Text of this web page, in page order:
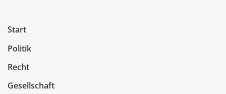
Start
Politik
Recht
Gesellschaft